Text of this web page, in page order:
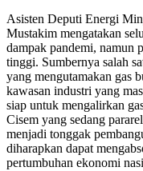
Asisten Deputi Energi
Mustakim mengatakan
dampak pandemi, namun
tinggi. Sumbernya salah
yang mengutamakan gas
kawasan industri yang
siap untuk mengalirkan
Cisem yang sedang
menjadi tonggak
diharapkan dapat
pertumbuhan ekonomi